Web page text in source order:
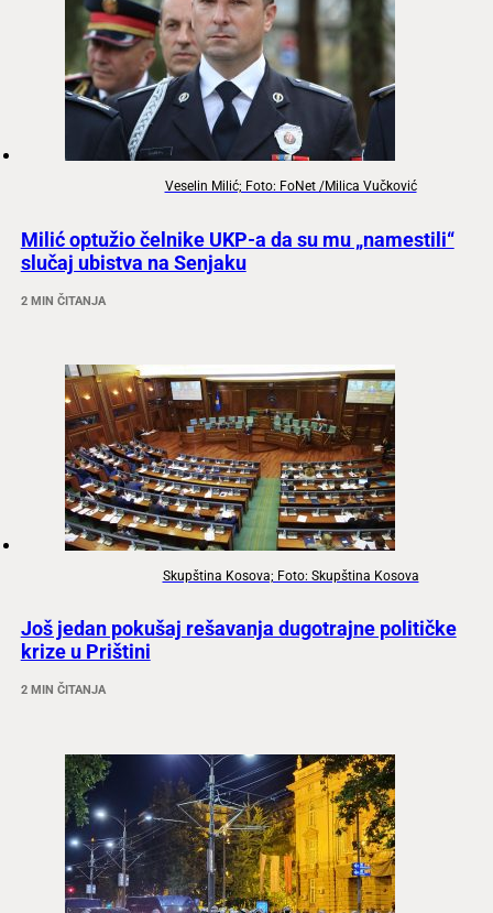
Veselin Milić; Foto: FoNet /Milica Vučković
Milić optužio čelnike UKP-a da su mu „namestili“
slučaj ubistva na Senjaku
2 MIN ČITANJA
Skupština Kosova; Foto: Skupština Kosova
Još jedan pokušaj rešavanja dugotrajne političke
krize u Prištini
2 MIN ČITANJA